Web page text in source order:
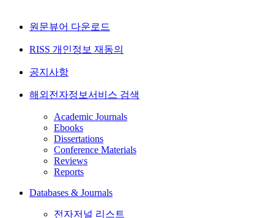
원문뷰어 다운로드
RISS 개인정보 재동의
공지사항
해외전자정보서비스 검색
Academic Journals
Ebooks
Dissertations
Conference Materials
Reviews
Reports
Databases & Journals
전자저널 리스트